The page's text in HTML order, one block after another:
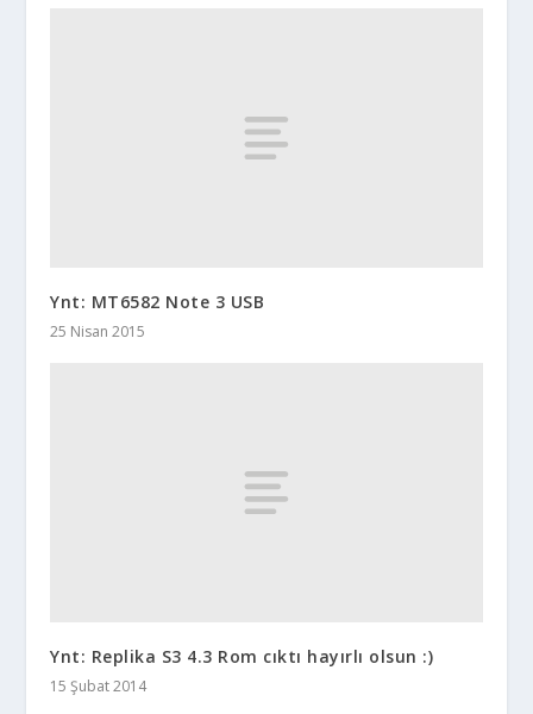
Ynt: MT6582 Note 3 USB
25 Nisan 2015
Ynt: Replika S3 4.3 Rom cıktı hayırlı olsun :)
15 Şubat 2014